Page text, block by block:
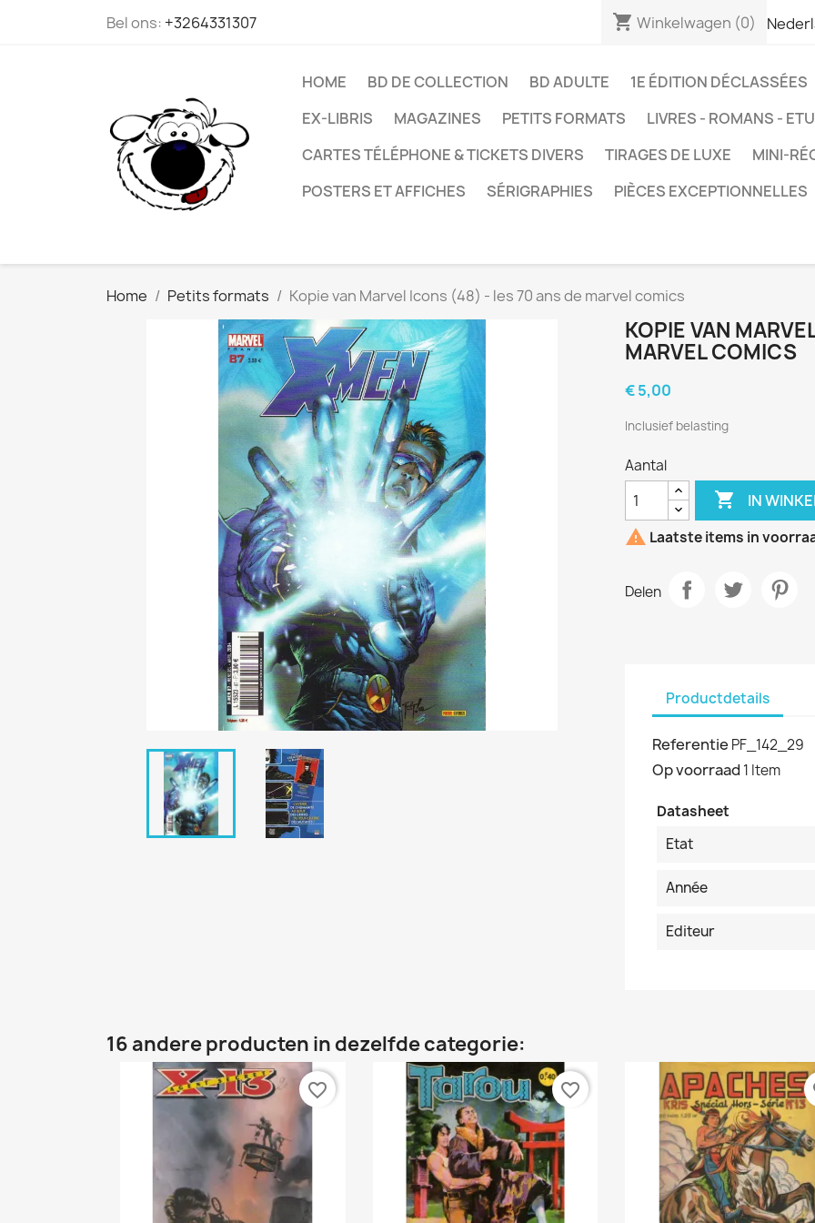
Bel ons: +3264331307 shopping_cart Winkelwagen (0)
HOME BD DE COLLECTION BD ADULTE 1E ÉDITION DÉCLASSÉES
EX-LIBRIS
MAGAZINES PETITS FORMATS LIVRES - ROMANS -
CARTES TÉLÉPHONE & TICKETS DIVERS
TIRAGES DE LUXE
MINI-
POSTERS ET AFFICHES
SÉRIGRAPHIES PIÈCES EXCEPTIONNELLES
Home Petits formats Kopie van Marvel Icons (48) - les 70 ans de marvel comics
KOPIE VAN
MARVEL COMICS
€ 5,00
Inclusief belasting
Aantal
 IN
 Laatste items in
Delen
Productdetails
Referentie PF_142_29
Op voorraad 1 Item
Datasheet
Etat
Année
Editeur
16 andere producten in dezelfde categorie:
favorite_border favorite_border